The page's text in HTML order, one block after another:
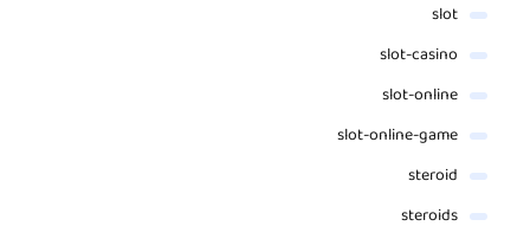
slot
slot-casino
slot-online
slot-online-game
steroid
steroids